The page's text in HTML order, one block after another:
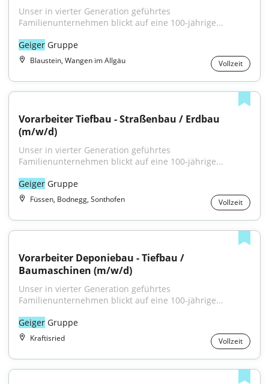
Unser in vierter Generation geführtes
Familienunternehmen blickt auf eine 100-jährige...
Geiger Gruppe
Blaustein, Wangen im Allgäu Vollzeit
Vorarbeiter Tiefbau - Straßenbau / Erdbau
(m/w/d)
Unser in vierter Generation geführtes
Familienunternehmen blickt auf eine 100-jährige...
Geiger Gruppe
Füssen, Bodnegg, Sonthofen Vollzeit
Vorarbeiter Deponiebau - Tiefbau /
Baumaschinen (m/w/d)
Unser in vierter Generation geführtes
Familienunternehmen blickt auf eine 100-jährige...
Geiger Gruppe
Kraftisried Vollzeit